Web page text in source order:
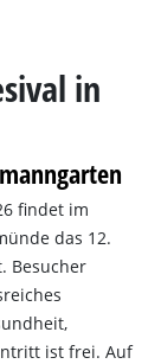
in
findet im
das 12.
Besucher
ist frei. Auf